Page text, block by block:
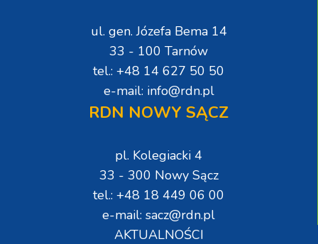
ul. gen. Józefa Bema 14
33 - 100 Tarnów
tel.: +48 14 627 50 50
e-mail: info@rdn.pl
RDN NOWY SĄCZ
pl. Kolegiacki 4
33 - 300 Nowy Sącz
tel.: +48 18 449 06 00
e-mail: sacz@rdn.pl
AKTUALNOŚCI